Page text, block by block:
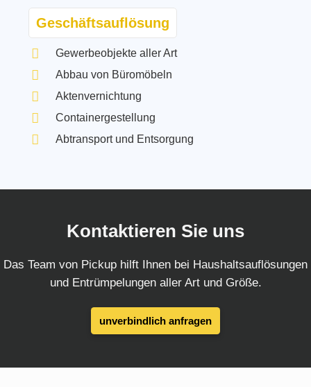
Geschäftsauflösung
Gewerbeobjekte aller Art
Abbau von Büromöbeln
Aktenvernichtung
Containergestellung
Abtransport und Entsorgung
Kontaktieren Sie uns
Das Team von Pickup hilft Ihnen bei Haushaltsauflösungen
und Entrümpelungen aller Art und Größe.
unverbindlich anfragen